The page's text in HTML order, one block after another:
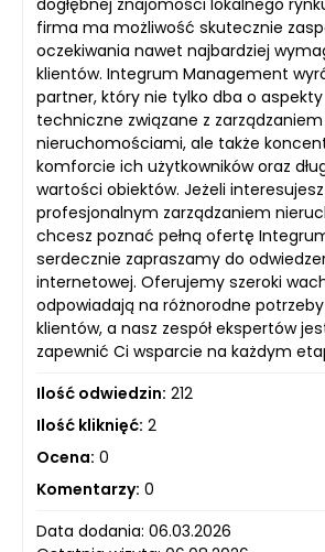
dogłębnej znajomości lokalnego
firma ma możliwość skutecznie
oczekiwania nawet najbardziej
klientów. Integrum Management
partner, który nie tylko dba o
techniczne związane z zarządzaniem
nieruchomościami, ale także
komforcie ich użytkowników oraz
wartości obiektów. Jeżeli
profesjonalnym zarządzaniem
chcesz poznać pełną ofertę
serdecznie zapraszamy do
internetowej. Oferujemy szeroki
odpowiadają na różnorodne
klientów, a nasz zespół ekspertów
zapewnić Ci wsparcie na każdym
Ilość odwiedzin: 212
Ilość kliknięć: 2
Ocena: 0
Komentarzy: 0
Data dodania: 06.03.2026